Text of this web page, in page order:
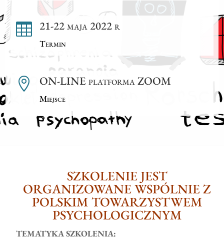
 21-22 maja 2022 r
Termin
 ON-LINE platforma ZOOM
Miejsce
SZKOLENIE JEST
ORGANIZOWANE WSPÓLNIE Z
POLSKIM TOWARZYSTWEM
PSYCHOLOGICZNYM
TEMATYKA SZKOLENIA: